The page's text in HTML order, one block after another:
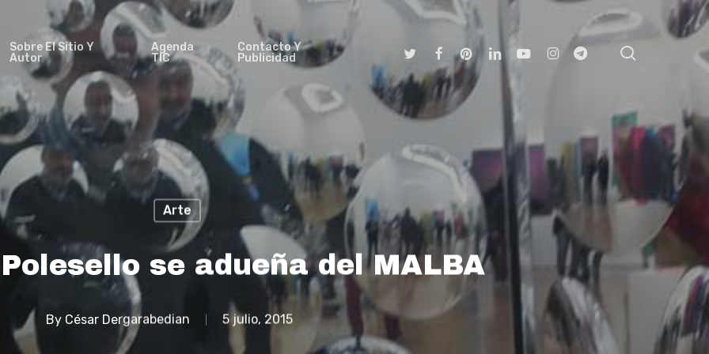
Sobre El Sitio Y
Autor
Agenda
TIC
Contacto Y
Publicidad
TwitterFacebookPinterestLinkedinYoutubeInstagramTelegram
Arte
se adueña del MALBA
By César Dergarabedian 5 julio, 2015